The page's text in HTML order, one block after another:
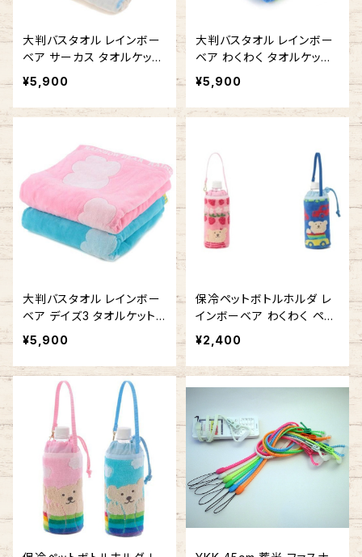
大判バスタオル レインボー
ベア サーカス タオルケット
お昼寝に 今治タオルの日本
¥5,900
大判バスタオル レインボー
ベア わくわく タオルケット
お昼寝に 今治タオルの日本
¥5,900
大判バスタオル レインボー
ベア デイズ3 タオルケット
お昼寝に 今治タオルの日本
¥5,900
保冷ペットボトルホルダ レ
インボーベア わくわく ペッ
トボトルケース 今治タオル
の日本製
¥2,400